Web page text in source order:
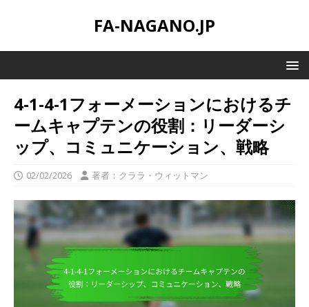
FA-NAGANO.JP
4-1-4-1フォーメーションにおけるチ
ームキャプテンの役割：リーダーシ
ップ、コミュニケーション、戦略
02/02/2026 著者：クララ・ウィットマン